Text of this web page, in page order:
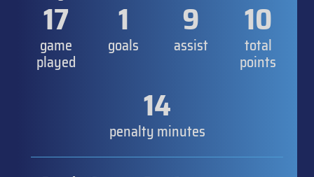
17
game
played
1
goals
9
assist
10
total
points
14
penalty minutes